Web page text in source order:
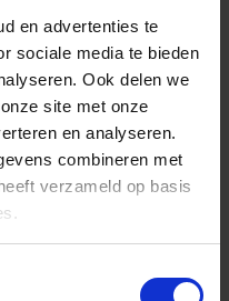
en advertenties te
sociale media te bieden
Ook delen we
site met onze
en analyseren.
combineren met
verzameld op basis